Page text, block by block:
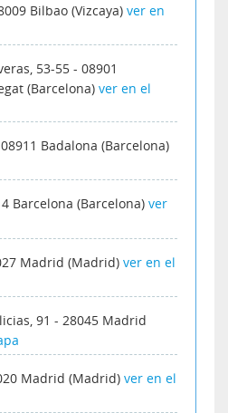
Bilbao (Vizcaya) ver en
53-55 - 08901
(Barcelona) ver en el
08911 Badalona (Barcelona)
Barcelona (Barcelona) ver
Madrid (Madrid) ver en el
91 - 28045 Madrid
Madrid (Madrid) ver en el